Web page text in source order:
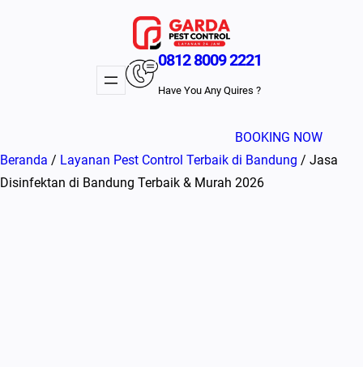
0812 8009 2221
Have You Any Quires ?
BOOKING NOW
Beranda / Layanan Pest Control Terbaik di Bandung / Jasa
Disinfektan di Bandung Terbaik & Murah 2026